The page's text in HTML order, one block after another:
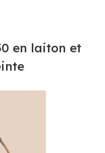
en laiton et